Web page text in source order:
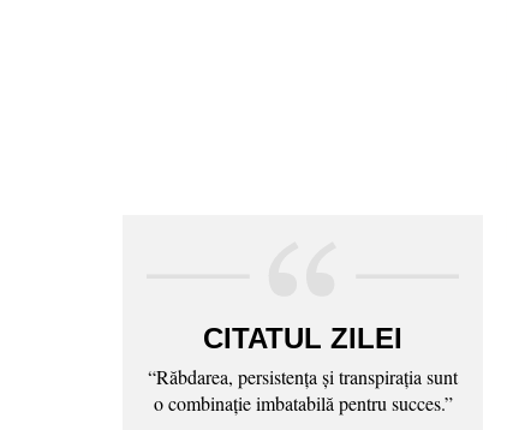
CITATUL ZILEI
“Răbdarea, persistenţa şi transpiraţia sunt
o combinaţie imbatabilă pentru succes.”